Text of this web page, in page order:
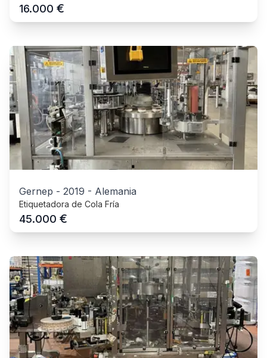
16.000 €
Gernep - 2019 - Alemania
Etiquetadora de Cola Fría
45.000 €